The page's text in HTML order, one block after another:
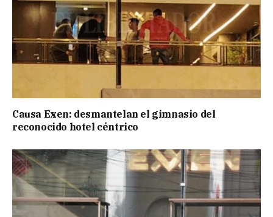
Causa Exen: desmantelan el gimnasio del
reconocido hotel céntrico